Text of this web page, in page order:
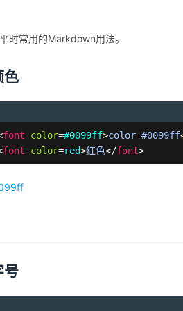
时常用的Markdown用法。
色
font color=#0099ff>color #0099ff
font color=red>红色</font>
号